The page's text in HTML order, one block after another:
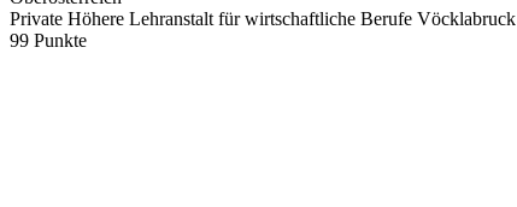
Private Höhere Lehranstalt für wirtschaftliche Berufe Vöcklabruck
99 Punkte